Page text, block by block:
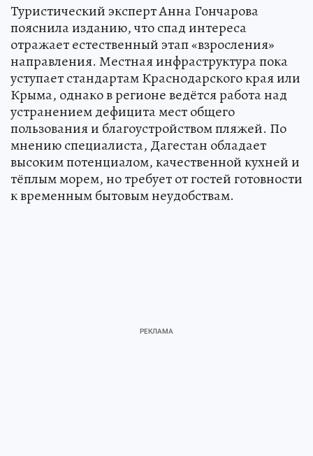
Туристический эксперт Анна Гончарова
пояснила изданию, что спад интереса
отражает естественный этап «взросления»
направления. Местная инфраструктура пока
уступает стандартам Краснодарского края или
Крыма, однако в регионе ведётся работа над
устранением дефицита мест общего
пользования и благоустройством пляжей. По
мнению специалиста, Дагестан обладает
высоким потенциалом, качественной кухней и
тёплым морем, но требует от гостей готовности
к временным бытовым неудобствам.